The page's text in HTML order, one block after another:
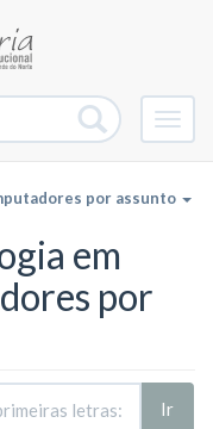
por assunto
em
por
Ir